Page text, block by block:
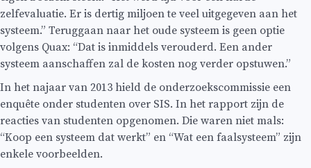
zelfevaluatie. Er is dertig miljoen te veel uitgegeven aan het
systeem.” Teruggaan naar het oude systeem is geen optie
volgens Quax: “Dat is inmiddels verouderd. Een ander
systeem aanschaffen zal de kosten nog verder opstuwen.”
In het najaar van 2013 hield de onderzoekscommissie een
enquête onder studenten over SIS. In het rapport zijn de
reacties van studenten opgenomen. Die waren niet mals:
“Koop een systeem dat werkt” en “Wat een faalsysteem” zijn
enkele voorbeelden.